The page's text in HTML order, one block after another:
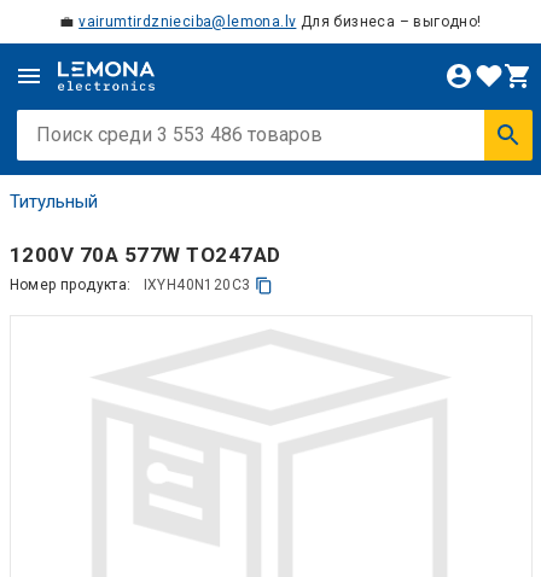
💼vairumtirdznieciba@lemona.lv Для бизнеса – выгодно!
Титульный
1200V 70A 577W TO247AD
Номер продукта: IXYH40N120C3